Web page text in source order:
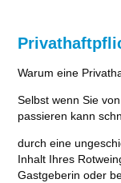
Warum eine
Selbst wenn Sie
passieren kann
durch eine
Inhalt Ihres
Gastgeberin oder